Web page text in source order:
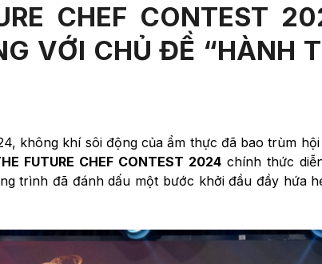
CHEF CONTEST
VỚI CHỦ ĐỀ “HÀNH
không khí sôi động của ẩm thực đã bao trùm
FUTURE CHEF CONTEST 2024chính thức
trình đã đánh dấu một bước khởi đầu đầy hứa